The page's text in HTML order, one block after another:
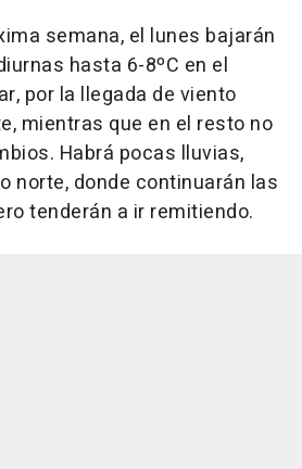
semana, el lunes bajarán
hasta 6-8ºC en el
por la llegada de viento
mientras que en el resto no
Habrá pocas lluvias,
norte, donde continuarán las
tenderán a ir remitiendo.